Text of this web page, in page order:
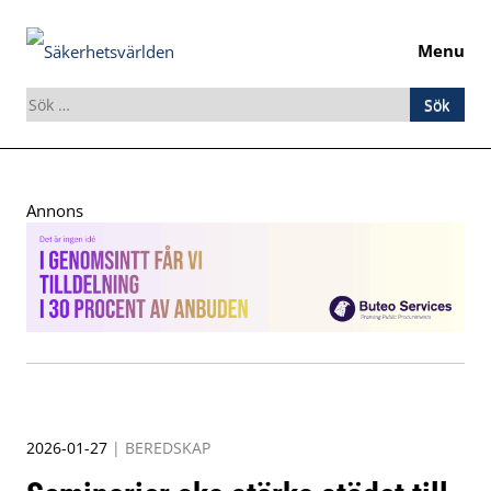
Menu
Sök
efter:
to
content
Annons
2026-01-27 | BEREDSKAP